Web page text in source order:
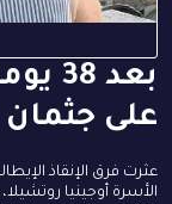
بعد
على جثمان
عثرت فرق الإنقاذ
الأسرة أوجينيا